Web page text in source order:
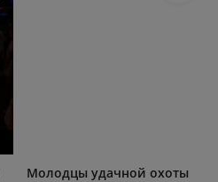
Молодцы удачной охоты